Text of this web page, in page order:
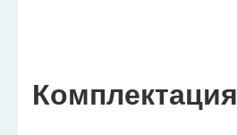
Комплектация